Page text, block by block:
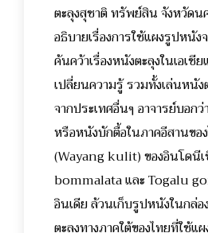
ตะลุงสุชาติ ทรัพย์สิน จังหวัด
อธิบายเรื่องการใช้แผงรูปหนัง
ค้นคว้าเรื่องหนังตะลุงในเอเชี
เปลี่ยนความรู้ รวมทั้งเล่นหนั
จากประเทศอื่นๆ อาจารย์บอก
หรือหนังบักตื้อในภาคอีสานขอ
(Wayang kulit) ของอินโดนี
bommalata และ Togalu
อินเดีย ล้วนเก็บรูปหนังในกล่อ